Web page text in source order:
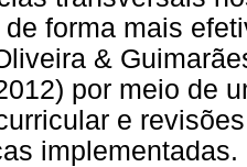
de forma mais
&
por meio de
e
implementadas.